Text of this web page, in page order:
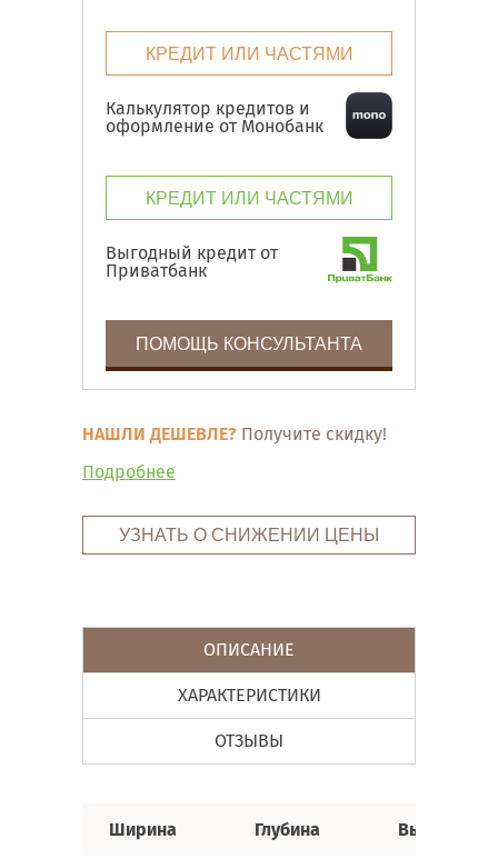
КРЕДИТ ИЛИ ЧАСТЯМИ
Калькулятор кредитов и
оформление от Монобанк
КРЕДИТ ИЛИ ЧАСТЯМИ
Выгодный кредит от
Приватбанк
ПОМОЩЬ КОНСУЛЬТАНТА
НАШЛИ ДЕШЕВЛЕ? Получите скидку!
Подробнее
УЗНАТЬ О СНИЖЕНИИ ЦЕНЫ
ОПИСАНИЕ
ХАРАКТЕРИСТИКИ
ОТЗЫВЫ
Ширина Глубина Высота